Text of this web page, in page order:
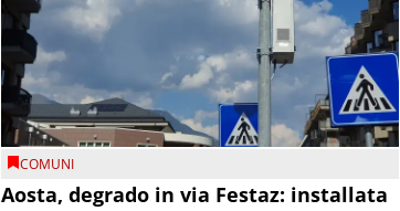
COMUNI
Aosta, degrado in via Festaz: installata